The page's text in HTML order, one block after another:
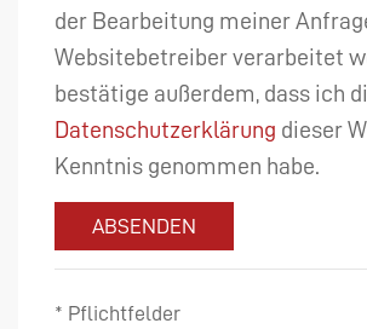
der Bearbeitung meiner
Websitebetreiber verarbeitet
bestätige außerdem, dass ich
Datenschutzerklärung dieser
Kenntnis genommen habe.
ABSENDEN
* Pflichtfelder